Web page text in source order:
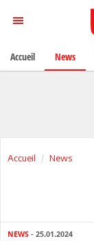
Accueil News
NEWS - 25.01.2024
Accueil News